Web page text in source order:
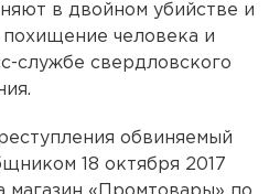
в двойном убийстве и
человека и
службе свердловского
обвиняемый
18 октября 2017